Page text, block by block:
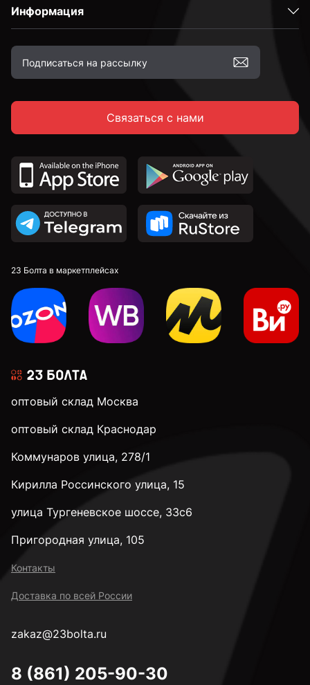
Информация
Связаться с нами
23 Болта в маркетплейсах
оптовый склад Москва
оптовый склад Краснодар
Коммунаров улица, 278/1
Кирилла Россинского улица, 15
улица Тургеневское шоссе, 33с6
Пригородная улица, 105
Контакты
Доставка по всей России
zakaz@23bolta.ru
8 (861) 205-90-30